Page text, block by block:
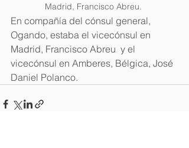
Madrid, Francisco Abreu.
En compañía del cónsul general,
Ogando, estaba el vicecónsul en
Madrid, Francisco Abreu  y el
vicecónsul en Amberes, Bélgica, José
Daniel Polanco.